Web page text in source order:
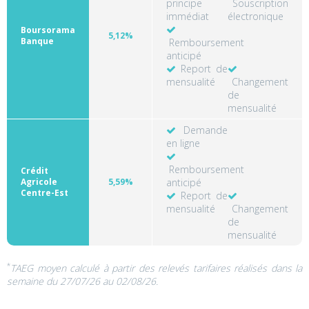
Boursorama
Banque
5,12%
principe
immédiat
Souscription
électronique
Remboursement
anticipé
Report de
mensualité
Changement
de
mensualité
Crédit
Agricole
Centre-Est
5,59%
Demande
en ligne
Remboursement
anticipé
Report de
mensualité
Changement
de
mensualité
*TAEG moyen calculé à partir des relevés tarifaires réalisés dans la
semaine du 27/07/26 au 02/08/26.